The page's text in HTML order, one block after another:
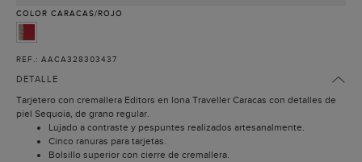
COLOR CARACAS/ROJO
REF.: AACA328303437
DETALLE
Tarjetero con cremallera Editors en lona Traveller Caracas con detalles de
piel Sequoia, de grano regular.
Lujado a contraste y pespuntes realizados artesanalmente.
Cinco ranuras para tarjetas.
Bolsillo superior con cierre de cremallera.